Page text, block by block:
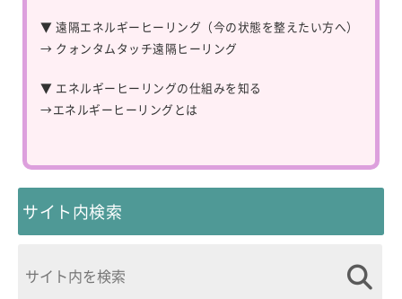
▼ 遠隔エネルギーヒーリング（今の状態を整えたい方へ）
→ クォンタムタッチ遠隔ヒーリング
▼ エネルギーヒーリングの仕組みを知る
→ エネルギーヒーリングとは
サイト内検索